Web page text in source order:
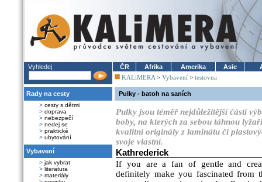
Vyhledej
Rady na cesty
> cesty s dětmi
> doprava
> nebezpečí
> nedej se
> praktické
> ubytování
Vybavení
> jak vybrat
> literatura
> materiály
ČR Afrika Amerika Asie
KALiMERA > Vybavení > testovna
Pulky - batoh na saních
Pulky jsou téměř nejdůležitější částí
boby, na kterých za sebou táhnou
kvalitní originály z laminátu či
svoje vlastní.
Kathrederick
If you are a fan of gentle and
definitely make you fascinated from